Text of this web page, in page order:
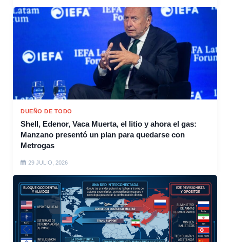
DUEÑO DE TODO
Shell, Edenor, Vaca Muerta, el litio y ahora el gas:
Manzano presentó un plan para quedarse con
Metrogas
29 JULIO, 2026